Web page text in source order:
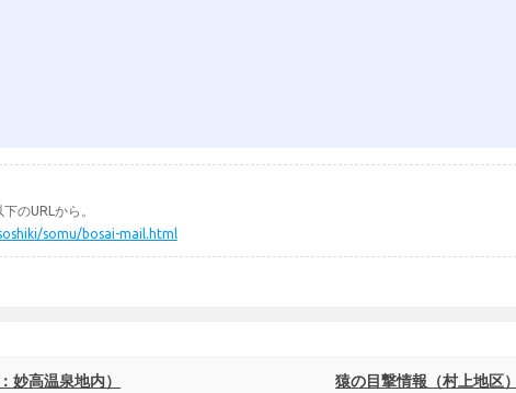
のURLから。
somu/bosai-mail.html
妙高温泉地内） 猿の目撃情報（村上地区）